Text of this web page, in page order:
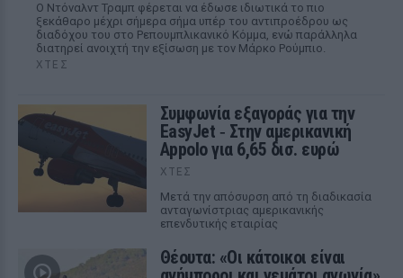
Ο Ντόναλντ Τραμπ φέρεται να έδωσε ιδιωτικά το πιο
ξεκάθαρο μέχρι σήμερα σήμα υπέρ του αντιπροέδρου ως
διαδόχου του στο Ρεπουμπλικανικό Κόμμα, ενώ παράλληλα
διατηρεί ανοιχτή την εξίσωση με τον Μάρκο Ρούμπιο.
ΧΤΕΣ
Συμφωνία εξαγοράς για την
EasyJet ‑ Στην αμερικανική
Appolo για 6,65 δισ. ευρώ
ΧΤΕΣ
Μετά την απόσυρση από τη διαδικασία
ανταγωνίστριας αμερικανικής
επενδυτικής εταιρίας
Θέουτα: «Οι κάτοικοι είναι